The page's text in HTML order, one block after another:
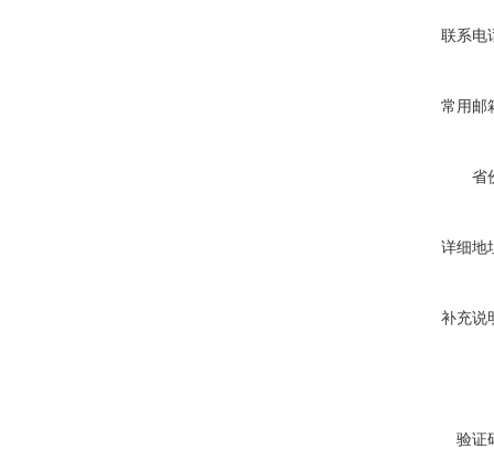
联系电
常用邮
省
详细地
补充说
验证